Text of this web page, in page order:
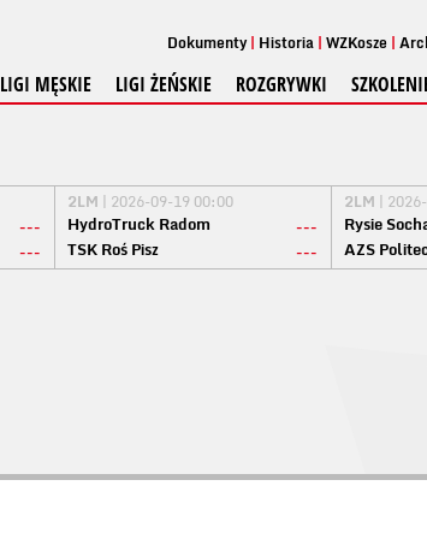
Dokumenty Historia WZKosze
LIGI MĘSKIE LIGI ŻEŃSKIE ROZGRYWKI
---
---
2LM | 2026-09-19 00:00
HydroTruck Radom
---
TSK Roś Pisz
---
2LM |
Rysie
AZS